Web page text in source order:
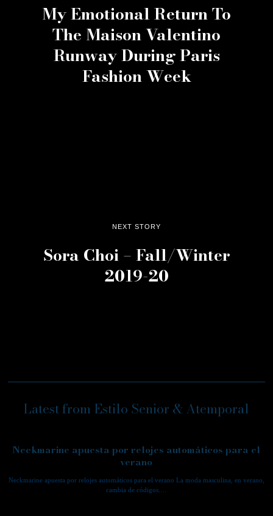
My Emotional Return To
The Maison Valentino
Runway During Paris
Fashion Week
NEXT STORY
Sora Choi – Fall/Winter
2019-20
Latest from Estilo Senior & Atemporal
Neckmarine apuesta por relojes automáticos para el
verano
Neckmarine apuesta por relojes automáticos para el verano La moda masculina, en verano,
cambia de códigos.…